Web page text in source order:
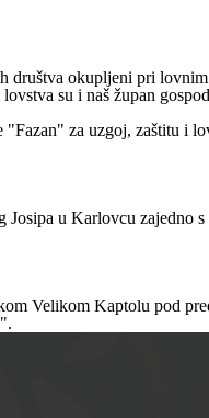
društva okupljeni pri
su i naš župan
za uzgoj, zaštitu i
u Karlovcu zajedno
Velikom Kaptolu pod